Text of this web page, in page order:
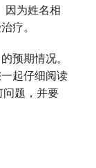
因为姓名相
疗。
预期情况。
起仔细阅读
问题，并要